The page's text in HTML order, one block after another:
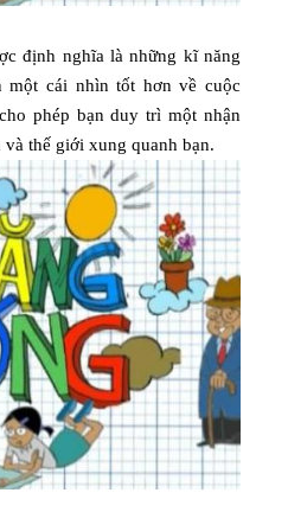
định nghĩa là những kĩ năng
một cái nhìn tốt hơn về cuộc
phép bạn duy trì một nhận
thế giới xung quanh bạn.